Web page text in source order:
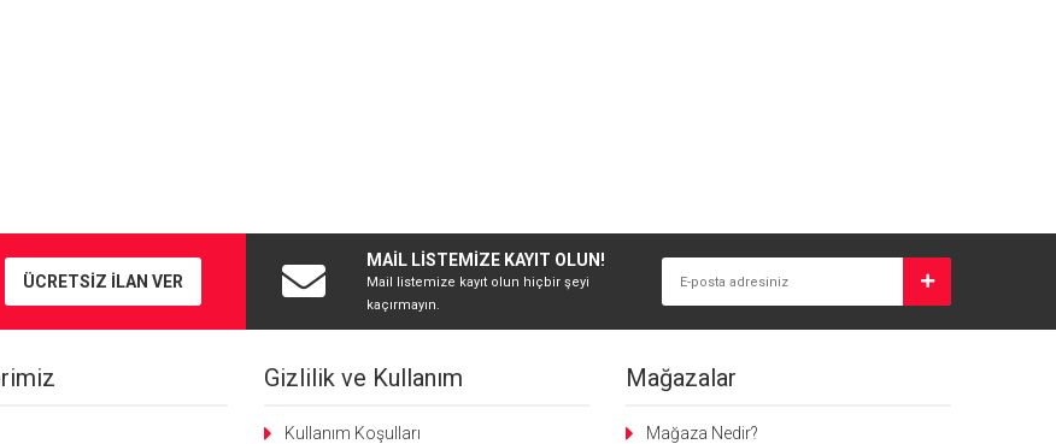
ÜCRETSİZ İLAN VER
MAİL LİSTEMİZE KAYIT OLUN!
Mail listemize kayıt olun hiçbir şeyi
kaçırmayın.
Gizlilik ve Kullanım
Kullanım Koşulları
Mağazalar
Mağaza Nedir?